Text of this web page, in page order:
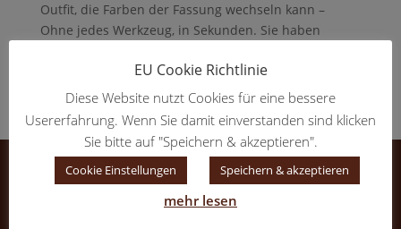
Outfit, die Farben der Fassung wechseln kann –
Ohne jedes Werkzeug, in Sekunden. Sie haben
Gläser. Das ermöglicht Ihnen optimales Styling mit
Brille, passend zum...
Optic Bröse
EU Cookie Richtlinie
Diese Website nutzt Cookies für eine bessere
Usererfahrung. Wenn Sie damit einverstanden sind klicken
Sie bitte auf "Speichern & akzeptieren".
Cookie Einstellungen Speichern & akzeptieren
mehr lesen